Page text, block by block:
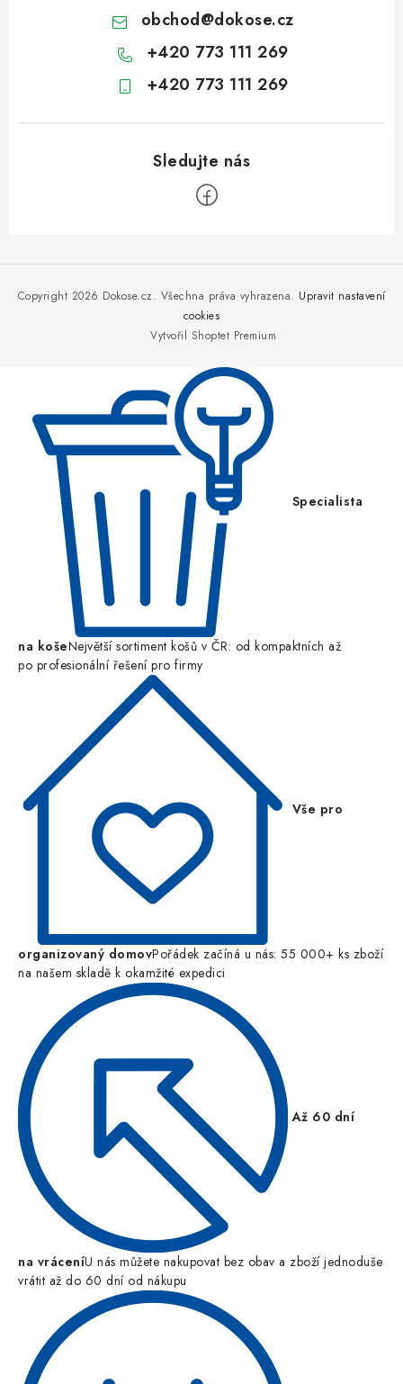
obchod@dokose.cz
+420 773 111 269
+420 773 111 269
Vytvořil Shoptet Premium
Copyright 2026 Dokose.cz. Všechna práva vyhrazena. Upravit nastavení
cookies
Specialista
na košeNejvětší sortiment košů v ČR: od kompaktních až
po profesionální řešení pro firmy
Vše pro
organizovaný domovPořádek začíná u nás: 55 000+ ks zboží
na našem skladě k okamžité expedici
Až 60 dní
na vráceníU nás můžete nakupovat bez obav a zboží jednoduše
vrátit až do 60 dní od nákupu